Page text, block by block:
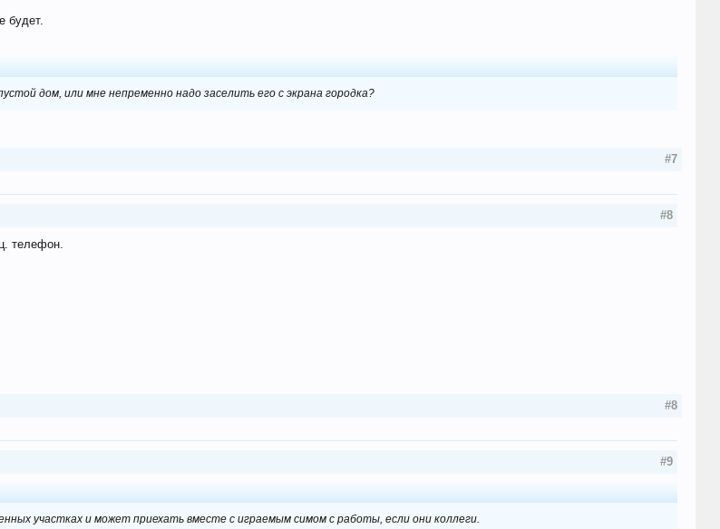
будет.
дом, или мне непременно надо заселить его с экрана городка?
#7
#8
телефон.
#8
#9
участках и может приехать вместе с играемым симом с работы, если они коллеги.